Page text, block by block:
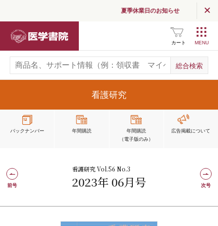
夏季休業日のお知らせ
カート
看護研究
バックナンバー 年間購読
年間購読
（電子版のみ）
広告掲載について
看護研究 Vol.56 No.3
2023年 06月号
前号 次号